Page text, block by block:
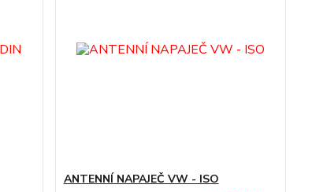
ANTENNÍ NAPAJEČ VW - ISO